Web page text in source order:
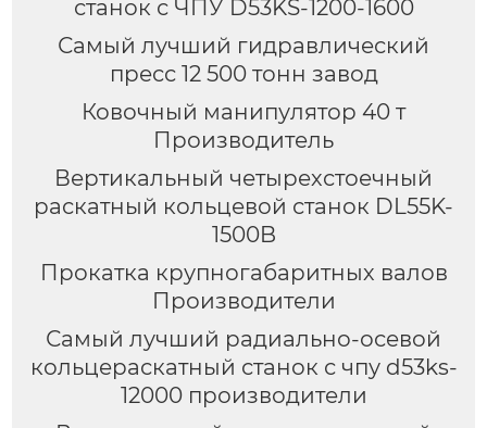
станок с ЧПУ D53KS-1200-1600
Самый лучший гидравлический
пресс 12 500 тонн завод
Ковочный манипулятор 40 т
Производитель
Вертикальный четырехстоечный
раскатный кольцевой станок DL55K-
1500B
Прокатка крупногабаритных валов
Производители
Самый лучший радиально-осевой
кольцераскатный станок с чпу d53ks-
12000 производители